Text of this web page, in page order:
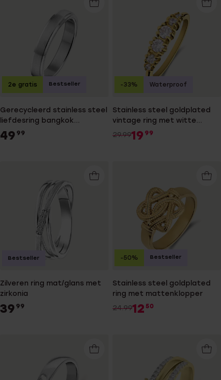
Gerecycleerd stainless steel
liefdesring bangkok
dames&heren
49 99
2e gratis Bestseller
Stainless steel goldplated
vintage ring met witte
zirkonia
29.9919 99
-33% Waterproof
Zilveren ring mat/glans met
zirkonia
39 99
Bestseller
Stainless steel goldplated
ring met mattenklopper
24.9912 50
-50% Bestseller